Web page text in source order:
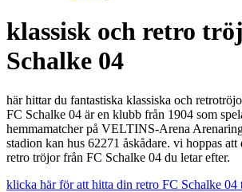
klassisk och retro
Schalke 04
här hittar du fantastiska klassiska och
FC Schalke 04 är en klubb från 1904 som
hemmamatcher på VELTINS-Arena
stadion kan hus 62271 åskådare. vi hoppas att
retro tröjor från FC Schalke 04 du letar efter.
klicka här för att hitta din retro FC Schalke 04